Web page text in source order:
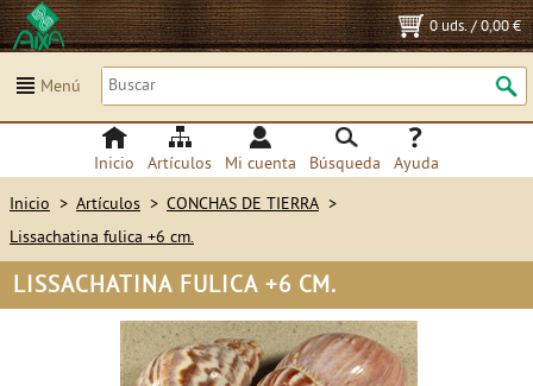
0 uds./0,00 €
Menú
Inicio Artículos Mi cuenta Búsqueda Ayuda
Inicio > Artículos > CONCHAS DE TIERRA >
Lissachatina fulica +6 cm.
LISSACHATINA FULICA +6 CM.